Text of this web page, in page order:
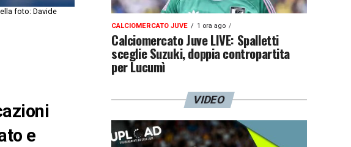
foto: Davide
e
CALCIOMERCATO JUVE 1 ora ago
Calciomercato Juve LIVE: Spalletti
sceglie Suzuki, doppia contropartita
per Lucumì
VIDEO